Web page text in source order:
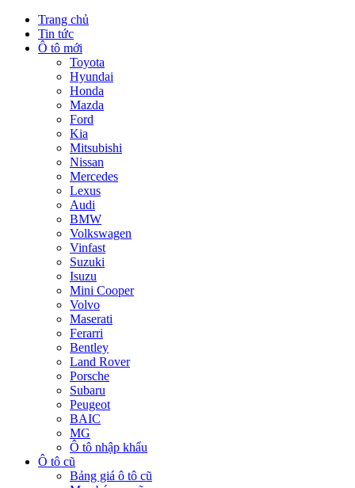
Trang chủ
Tin tức
Ô tô mới
Toyota
Hyundai
Honda
Mazda
Ford
Kia
Mitsubishi
Nissan
Mercedes
Lexus
Audi
BMW
Volkswagen
Vinfast
Suzuki
Isuzu
Mini Cooper
Volvo
Maserati
Ferarri
Bentley
Land Rover
Porsche
Subaru
Peugeot
BAIC
MG
Ô tô nhập khẩu
Ô tô cũ
Bảng giá ô tô cũ